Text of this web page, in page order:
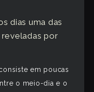
dias uma das
por
em poucas
o meio-dia e o